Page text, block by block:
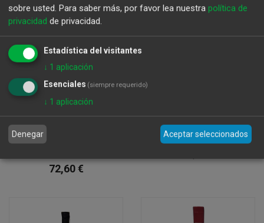
Solera Gran Reserva
72,60€
70Cl
sobre usted. Para saber más, por favor lea nuestra política de
privacidad de privacidad.
Estadística del visitantes
↓ 1 aplicación
Esenciales (siempre requerido)
↓ 1 aplicación
Denegar Aceptar seleccionados